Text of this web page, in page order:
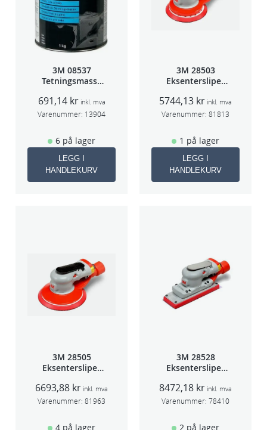
3M 08537
Tetningsmasse
691,14 kr inkl. mva
Varenummer: 13904
6 på lager
LEGG I
HANDLEKURV
3M 28503
Eksentersliper
5mm slag
75mm
5744,13 kr inkl. mva
Varenummer: 81813
1 på lager
LEGG I
HANDLEKURV
3M 28505
Eksentersliper
2,5mm slag
75mm
6693,88 kr inkl. mva
Varenummer: 81963
4 på lager
3M 28528
Eksentersliper
3mm slag
70×198
8472,18 kr inkl. mva
Varenummer: 78410
2 på lager